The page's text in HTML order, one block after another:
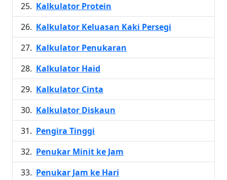
Kalkulator Protein
Kalkulator Keluasan Kaki Persegi
Kalkulator Penukaran
Kalkulator Haid
Kalkulator Cinta
Kalkulator Diskaun
Pengira Tinggi
Penukar Minit ke Jam
Penukar Jam ke Hari